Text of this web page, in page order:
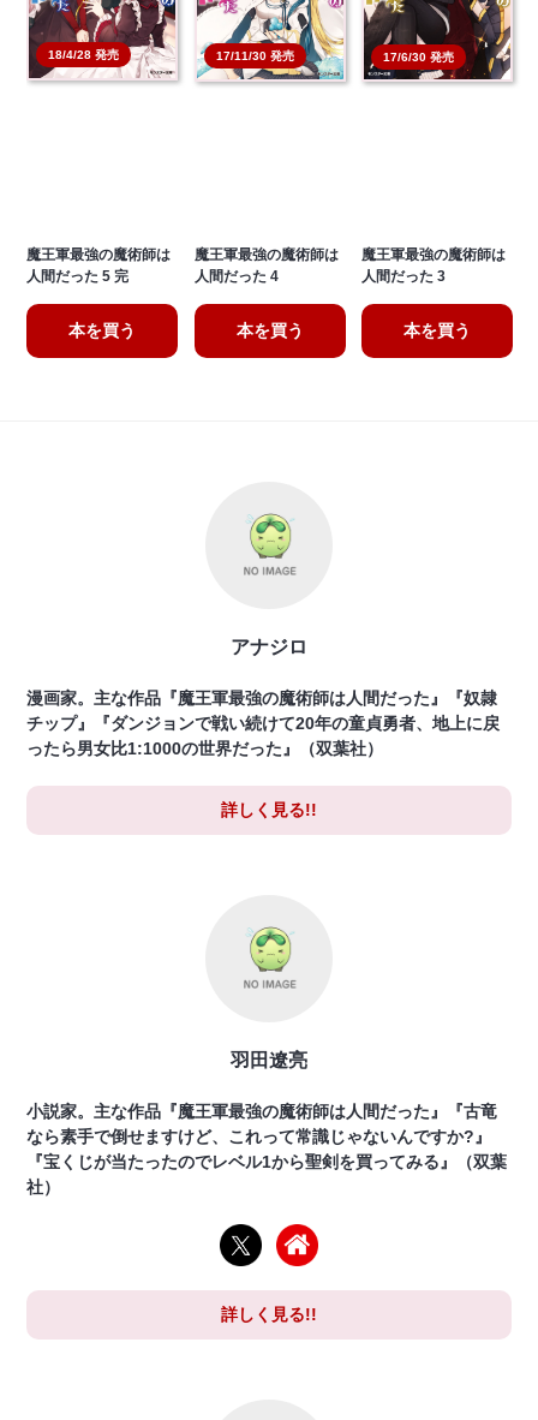
18/4/28 発売
魔王軍最強の魔術師は
人間だった 5 完
本を買う
17/11/30 発売
魔王軍最強の魔術師は
人間だった 4
本を買う
17/6/30 発売
魔王軍最強の魔術師は
人間だった 3
本を買う
アナジロ
漫画家。主な作品『魔王軍最強の魔術師は人間だった』『奴隷
チップ』『ダンジョンで戦い続けて20年の童貞勇者、地上に戻
ったら男女比1:1000の世界だった』（双葉社）
詳しく見る!!
羽田遼亮
小説家。主な作品『魔王軍最強の魔術師は人間だった』『古竜
なら素手で倒せますけど、これって常識じゃないんですか?』
『宝くじが当たったのでレベル1から聖剣を買ってみる』（双葉
社）
詳しく見る!!